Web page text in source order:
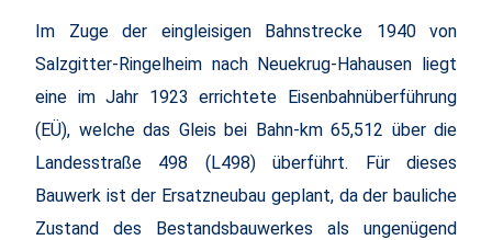
Im Zuge der eingleisigen Bahnstrecke 1940 von
Salzgitter-Ringelheim nach Neuekrug-Hahausen liegt
eine im Jahr 1923 errichtete Eisenbahnüberführung
(EÜ), welche das Gleis bei Bahn-km 65,512 über die
Landesstraße 498 (L498) überführt. Für dieses
Bauwerk ist der Ersatzneubau geplant, da der bauliche
Zustand des Bestandsbauwerkes als ungenügend